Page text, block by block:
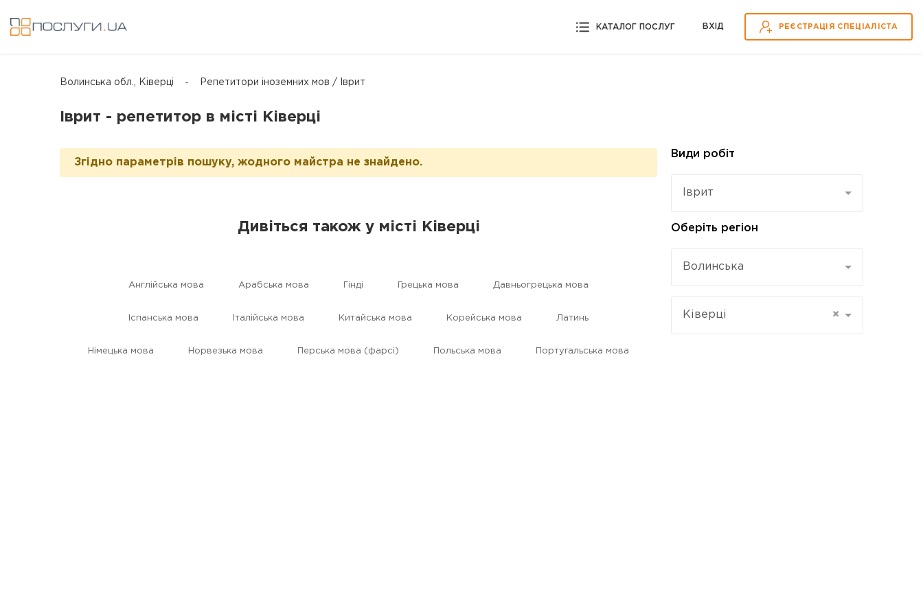
КАТАЛОГ ПОСЛУГ ВХІД РЕЄСТРАЦІЯ СПЕЦІАЛІСТА
Волинська обл., Ківерці Репетитори іноземних мов / Іврит
Іврит - репетитор в місті Ківерці
Згідно параметрів пошуку, жодного майстра не знайдено.
Дивіться також у місті Ківерці
Англійська мова Арабська мова Гінді Грецька мова Давньогрецька мова
Іспанська мова Італійська мова Китайська мова Корейська мова Латинь
Німецька мова Норвезька мова Перська мова (фарсі) Польська мова Португальська мова
Види робіт
Іврит
Оберіть регіон
Волинська
×
Ківерці